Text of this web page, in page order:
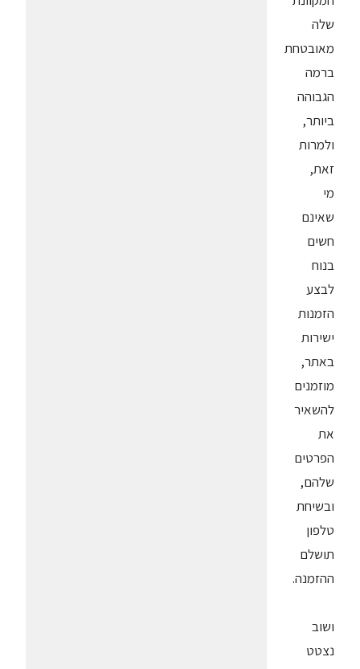
שלה
מאובטחת
ברמה
הגבוהה
ביותר,
ולמרות
זאת,
מי
שאינם
חשים
בנוח
לבצע
הזמנות
ישירות
באתר,
מוזמנים
להשאיר
את
הפרטים
שלהם,
ובשיחת
טלפון
תושלם
ההזמנה.
ושוב
נצטט